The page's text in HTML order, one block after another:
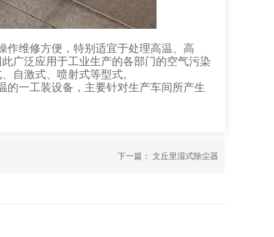
作维修方便，特别适宜于处理高温、高
广泛应用于工业生产的各部门的空气污染
自激式、喷射式等型式。
的一工装设备，主要针对生产车间所产生
下一篇： 文丘里湿式除尘器